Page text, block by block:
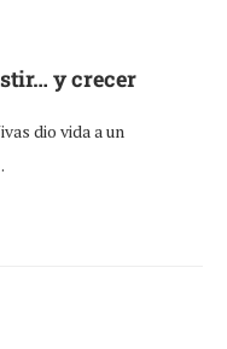
y crecer
dio vida a un